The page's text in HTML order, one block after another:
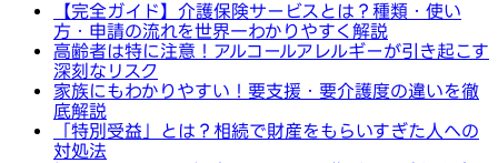
【完全ガイド】介護保険サービスとは？種類・使い
方・申請の流れを世界一わかりやすく解説
高齢者は特に注意！アルコールアレルギーが引き起こす
深刻なリスク
家族にもわかりやすい！要支援・要介護度の違いを徹
底解説
「特別受益」とは？相続で財産をもらいすぎた人への
対処法